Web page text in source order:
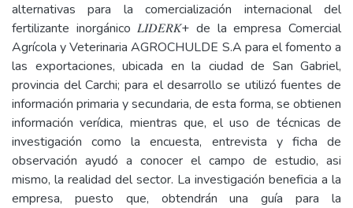
alternativas para la comercialización internacional del
fertilizante inorgánico 𝐿𝐼𝐷𝐸𝑅𝐾+ de la empresa Comercial
Agrícola y Veterinaria AGROCHULDE S.A para el fomento a
las exportaciones, ubicada en la ciudad de San Gabriel,
provincia del Carchi; para el desarrollo se utilizó fuentes de
información primaria y secundaria, de esta forma, se obtienen
información verídica, mientras que, el uso de técnicas de
investigación como la encuesta, entrevista y ficha de
observación ayudó a conocer el campo de estudio, asi
mismo, la realidad del sector. La investigación beneficia a la
empresa, puesto que, obtendrán una guía para la